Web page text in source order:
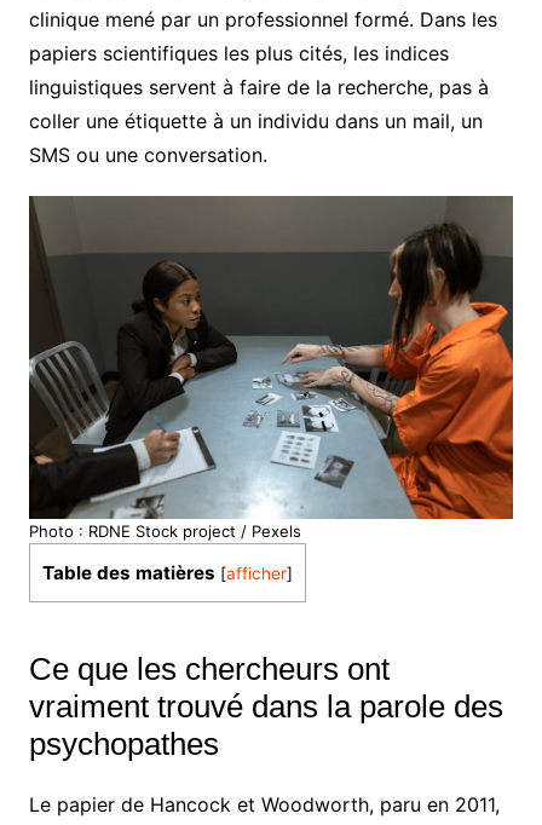
clinique mené par un professionnel formé. Dans les
papiers scientifiques les plus cités, les indices
linguistiques servent à faire de la recherche, pas à
coller une étiquette à un individu dans un mail, un
SMS ou une conversation.
Photo : RDNE Stock project / Pexels
Table des matières [afficher]
Ce que les chercheurs ont
vraiment trouvé dans la parole des
psychopathes
Le papier de Hancock et Woodworth, paru en 2011,